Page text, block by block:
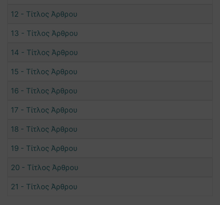
12 - Τίτλος Άρθρου
13 - Τίτλος Άρθρου
14 - Τίτλος Άρθρου
15 - Τίτλος Άρθρου
16 - Τίτλος Άρθρου
17 - Τίτλος Άρθρου
18 - Τίτλος Άρθρου
19 - Τίτλος Άρθρου
20 - Τίτλος Άρθρου
21 - Τίτλος Άρθρου